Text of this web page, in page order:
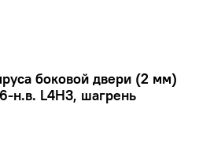
боковой двери (2 мм)
н.в. L4H3, шагрень